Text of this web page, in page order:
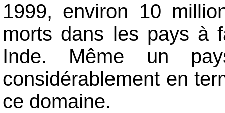
1999, environ 10
morts dans les pays à
Inde. Même un
considérablement en
ce domaine.